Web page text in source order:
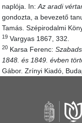
naplója. In:Az aradi
gondozta, a bevezető
Tamás. Szépirodalmi
19 Vargyas 1867, 332.
20 Karsa Ferenc:
1848. és 1849. évben
Gábor. Zrínyi Kiadó,